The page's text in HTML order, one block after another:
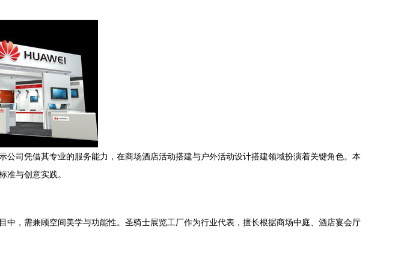
司凭借其专业的服务能力，在商场酒店活动搭建与户外活动设计搭建领域扮演着关键角色。本
准与创意实践。
，需兼顾空间美学与功能性。圣骑士展览工厂作为行业代表，擅长根据商场中庭、酒店宴会厅